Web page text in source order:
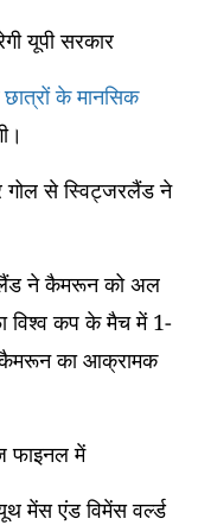
यूपी सरकार
छात्रों के मानसिक
गोल से स्विट्जरलैंड ने
ने कैमरून को अल
विश्व कप के मैच में 1-
कैमरून का आक्रामक
फाइनल में
मेंस एंड विमेंस वर्ल्ड